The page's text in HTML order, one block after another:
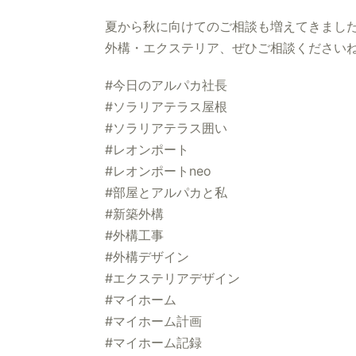
夏から秋に向けてのご相談も増えてきまし
外構・エクステリア、ぜひご相談ください
#今日のアルパカ社長
#ソラリアテラス屋根
#ソラリアテラス囲い
#レオンポート
#レオンポートneo
#部屋とアルパカと私
#新築外構
#外構工事
#外構デザイン
#エクステリアデザイン
#マイホーム
#マイホーム計画
#マイホーム記録